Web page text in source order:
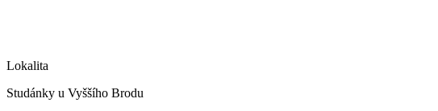
Lokalita
Studánky u Vyššího Brodu